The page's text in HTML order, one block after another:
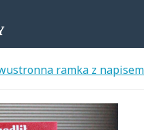
ramka z napisem